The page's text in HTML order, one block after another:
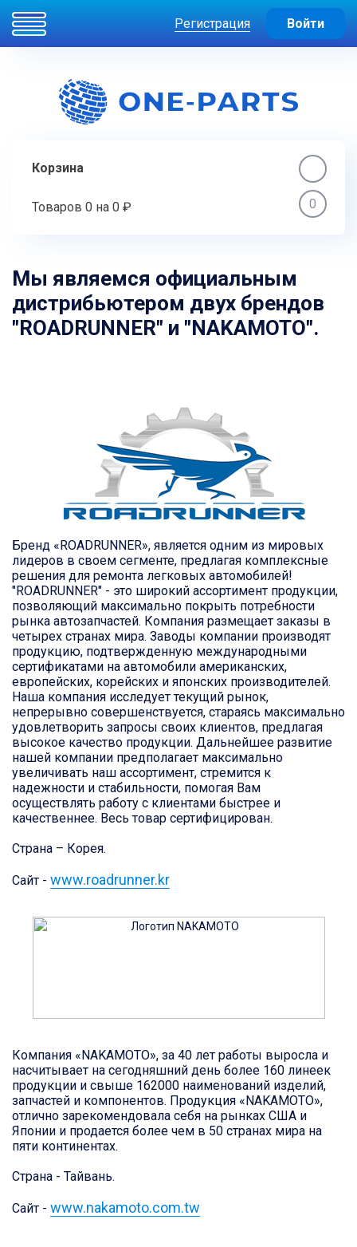
Регистрация Войти
Корзина
Товаров 0 на 0 ₽ 0
Мы являемся официальным
дистрибьютером двух брендов
"ROADRUNNER" и "NAKAMOTO".
Бренд «ROADRUNNER», является одним из мировых
лидеров в своем сегменте, предлагая комплексные
решения для ремонта легковых автомобилей!
"ROADRUNNER" - это широкий ассортимент продукции,
позволяющий максимально покрыть потребности
рынка автозапчастей. Компания размещает заказы в
четырех странах мира. Заводы компании производят
продукцию, подтвержденную международными
сертификатами на автомобили американских,
европейских, корейских и японских производителей.
Наша компания исследует текущий рынок,
непрерывно совершенствуется, стараясь максимально
удовлетворить запросы своих клиентов, предлагая
высокое качество продукции. Дальнейшее развитие
нашей компании предполагает максимально
увеличивать наш ассортимент, стремится к
надежности и стабильности, помогая Вам
осуществлять работу с клиентами быстрее и
качественнее. Весь товар сертифицирован.
Страна – Корея.
Сайт - www.roadrunner.kr
Компания «NAKAMOTO», за 40 лет работы выросла и
насчитывает на сегодняшний день более 160 линеек
продукции и свыше 162000 наименований изделий,
запчастей и компонентов. Продукция «NAKAMOTO»,
отлично зарекомендовала себя на рынках США и
Японии и продается более чем в 50 странах мира на
пяти континентах.
Страна - Тайвань.
Сайт - www.nakamoto.com.tw